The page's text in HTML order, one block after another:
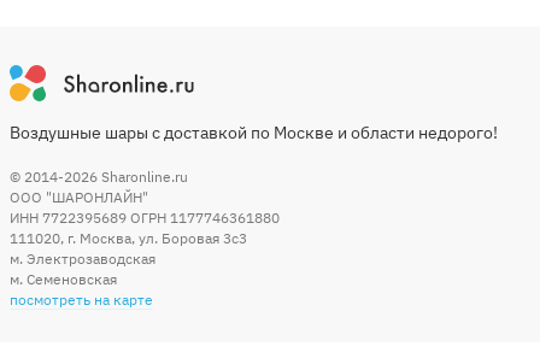
Воздушные шары с доставкой по Москве и области недорого!
© 2014-2026 Sharonline.ru
ООО "ШАРОНЛАЙН"
ИНН 7722395689 ОГРН 1177746361880
111020, г. Москва, ул. Боровая 3c3
м. Электрозаводская
м. Семеновская
посмотреть на карте